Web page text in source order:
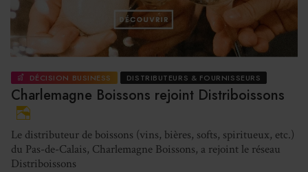
DÉCISION BUSINESS DISTRIBUTEURS & FOURNISSEURS
Charlemagne Boissons rejoint Distriboissons
Le distributeur de boissons (vins, bières, softs, spiritueux, etc.)
du Pas-de-Calais, Charlemagne Boissons, a rejoint le réseau
Distriboissons